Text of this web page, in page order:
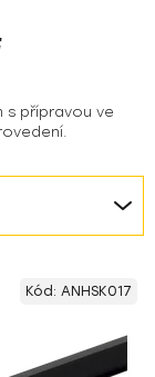
s přípravou ve
Kód: ANHSK017